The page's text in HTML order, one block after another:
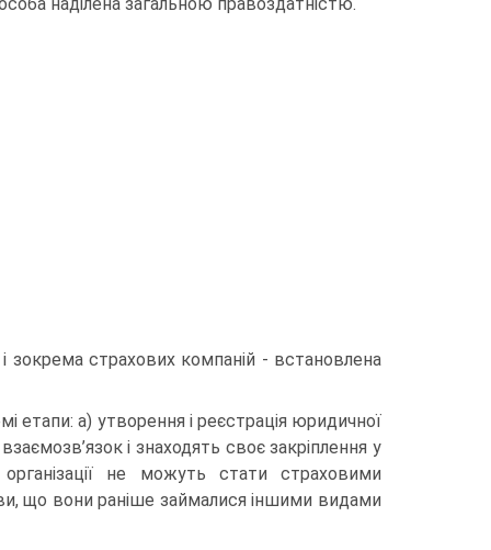
страхових компаній - встановлена
етапи: а) утворення і реєстрація юридичної
і знаходять своє закріплення у
не можуть стати страховими
що вони раніше займалися іншими видами